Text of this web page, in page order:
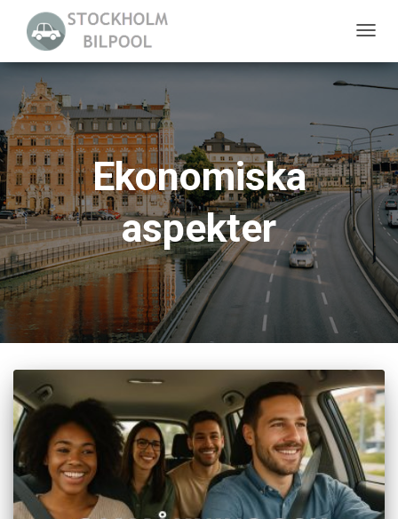
PÅ/AV
Ekonomiska
aspekter